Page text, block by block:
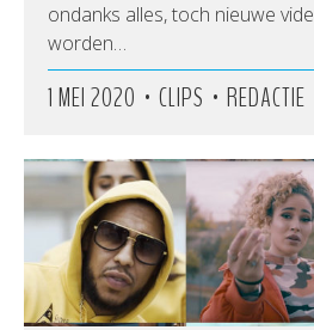
ondanks alles, toch nieuwe
worden…
1 MEI 2020 • CLIPS • REDACTIE